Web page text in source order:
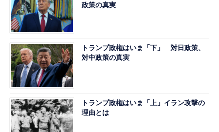
政策の真実
トランプ政権はいま「下」 対日政策、
対中政策の真実
トランプ政権はいま「上」イラン攻撃の
理由とは